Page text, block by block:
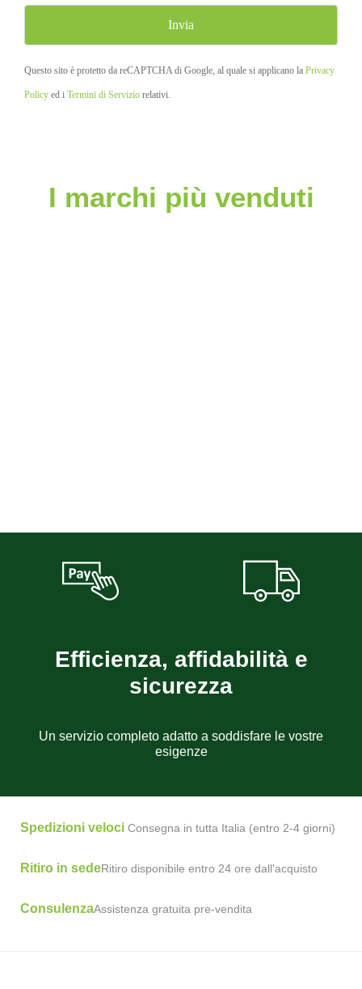
Questo sito è protetto da reCAPTCHA di Google, al quale si applicano la Privacy
Policy ed i Termini di Servizio relativi.
I marchi più venduti
Efficienza, affidabilità e
sicurezza
Un servizio completo adatto a soddisfare le vostre
esigenze
Spedizioni veloci Consegna in tutta Italia (entro 2-4 giorni)
Ritiro in sedeRitiro disponibile entro 24 ore dall'acquisto
ConsulenzaAssistenza gratuita pre-vendita